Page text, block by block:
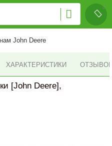
John Deere
ХАРАКТЕРИСТИКИ ОТЗЫВОВ
[John Deere],